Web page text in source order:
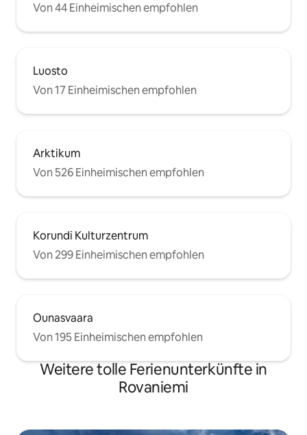
Von 44 Einheimischen empfohlen
Luosto
Von 17 Einheimischen empfohlen
Arktikum
Von 526 Einheimischen empfohlen
Korundi Kulturzentrum
Von 299 Einheimischen empfohlen
Ounasvaara
Von 195 Einheimischen empfohlen
Weitere tolle Ferienunterkünfte in
Rovaniemi